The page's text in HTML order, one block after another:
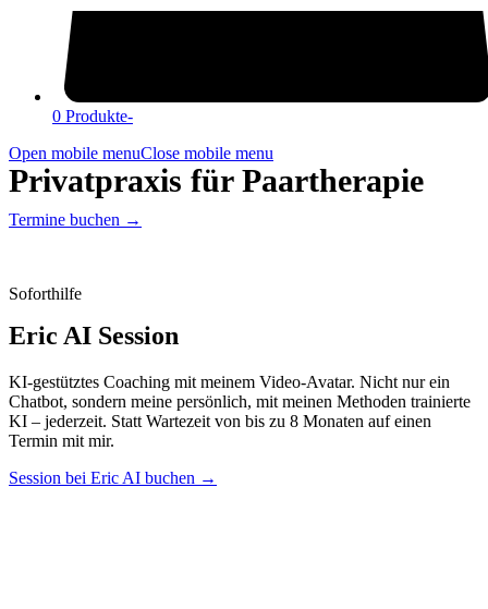
0 Produkte-
Open mobile menuClose mobile menu
Privatpraxis für Paartherapie
Termine buchen →
Soforthilfe
Eric AI Session
KI-gestütztes Coaching mit meinem Video-Avatar. Nicht nur ein
Chatbot, sondern meine persönlich, mit meinen Methoden trainierte
KI – jederzeit. Statt Wartezeit von bis zu 8 Monaten auf einen
Termin mit mir.
Session bei Eric AI buchen →